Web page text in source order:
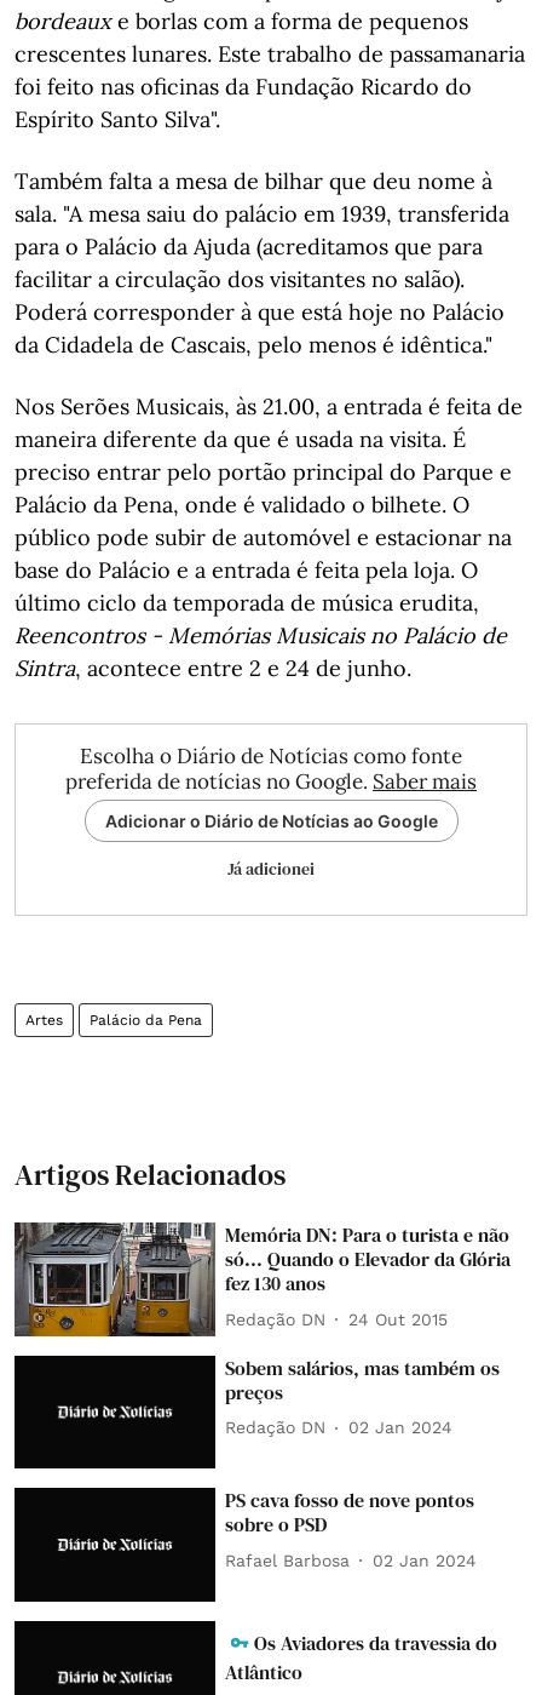
bordeauxe borlas com a forma de pequenos
crescentes lunares. Este trabalho de passamanaria
foi feito nas oficinas da Fundação Ricardo do
Espírito Santo Silva".
Também falta a mesa de bilhar que deu nome à
sala. "A mesa saiu do palácio em 1939, transferida
para o Palácio da Ajuda (acreditamos que para
facilitar a circulação dos visitantes no salão).
Poderá corresponder à que está hoje no Palácio
da Cidadela de Cascais, pelo menos é idêntica."
Nos Serões Musicais, às 21.00, a entrada é feita de
maneira diferente da que é usada na visita. É
preciso entrar pelo portão principal do Parque e
Palácio da Pena, onde é validado o bilhete. O
público pode subir de automóvel e estacionar na
base do Palácio e a entrada é feita pela loja. O
último ciclo da temporada de música erudita,
Reencontros - Memórias Musicais no Palácio de
Sintra, acontece entre 2 e 24 de junho.
Escolha o Diário de Notícias como fonte
preferida de notícias no Google. Saber mais
Adicionar o Diário de Notícias ao Google
Já adicionei
Artes Palácio da Pena
Artigos Relacionados
Memória DN: Para o turista e não
só... Quando o Elevador da Glória
fez 130 anos
Redação DN 24 Out 2015
Sobem salários, mas também os
preços
Redação DN 02 Jan 2024
PS cava fosso de nove pontos
sobre o PSD
Rafael Barbosa 02 Jan 2024
Os Aviadores da travessia do
Atlântico